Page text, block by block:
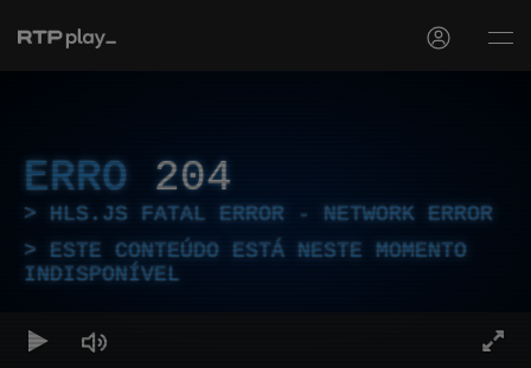
ERRO 204
HLS.JS FATAL ERROR - NETWORK ERROR
ESTE CONTEÚDO ESTÁ NESTE MOMENTO
INDISPONÍVEL